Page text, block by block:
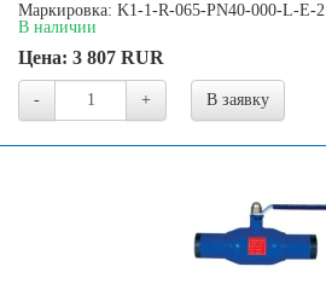
Маркировка: K1-1-R-065-PN40-000-L-E-2
В наличии
Цена: 3 807 RUR
- + В заявку